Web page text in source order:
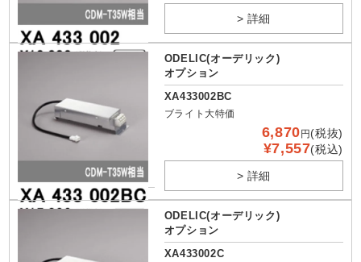
> 詳細
ODELIC(オーデリック)
オプション
XA433002BC
ブライト大特価
6,870円(税抜)
¥7,557(税込)
> 詳細
ODELIC(オーデリック)
オプション
XA433002C